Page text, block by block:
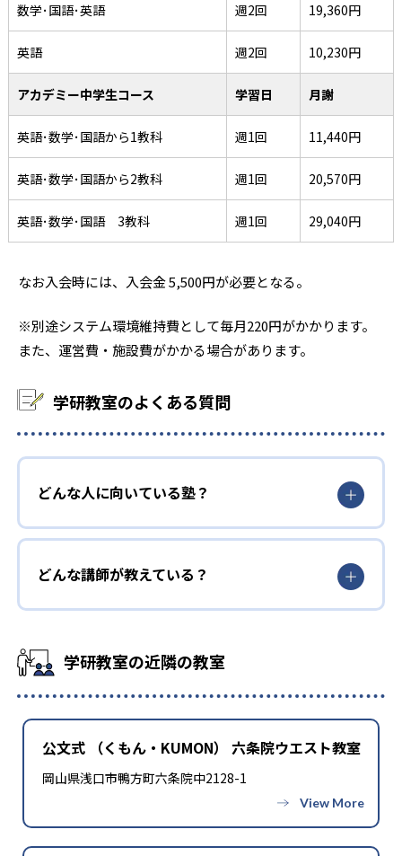
数学･国語･英語 週2回 19,360円
英語 週2回 10,230円
アカデミー中学生コース 学習日 月謝
英語･数学･国語から1教科 週1回 11,440円
英語･数学･国語から2教科 週1回 20,570円
英語･数学･国語 3教科 週1回 29,040円
なお入会時には、入会金 5,500円が必要となる。
※別途システム環境維持費として毎月220円がかかります。
また、運営費・施設費がかかる場合があります。
学研教室のよくある質問
どんな人に向いている塾？
どんな講師が教えている？
学研教室の近隣の教室
公文式 （くもん・KUMON） 六条院ウエスト教室
岡山県浅口市鴨方町六条院中2128-1